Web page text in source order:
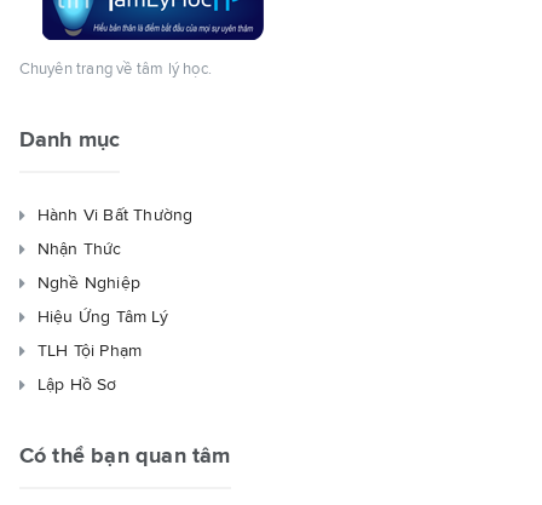
Chuyên trang về tâm lý học.
Danh mục
Hành Vi Bất Thường
Nhận Thức
Nghề Nghiệp
Hiệu Ứng Tâm Lý
TLH Tội Phạm
Lập Hồ Sơ
Có thể bạn quan tâm